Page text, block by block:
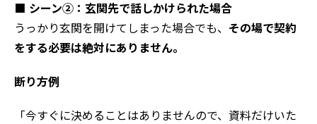
■ シーン②：玄関先で話しかけられた場合
うっかり玄関を開けてしまった場合でも、 その場で契約
をする必要は絶対にありません。
断り方例
「今すぐに決めることはありませんので、資料だけいた